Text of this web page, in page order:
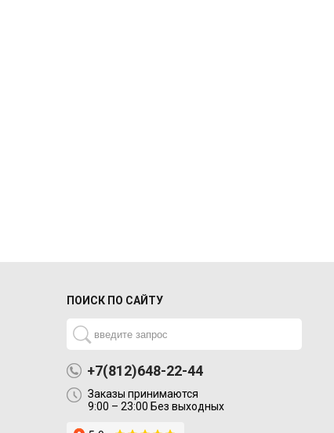
ПОИСК ПО САЙТУ
+7(812)648-22-44
Заказы принимаются
9:00 – 23:00 Без выходных